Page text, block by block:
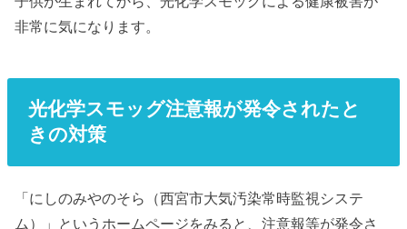
非常に気になります。
光化学スモッグ注意報が発令されたと
きの対策
「にしのみやのそら（西宮市大気汚染常時監視システ
ム）」というホームページをみると、注意報等が発令さ